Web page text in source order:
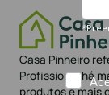
Casa Pinheiro
Profissional há
produtos e mais